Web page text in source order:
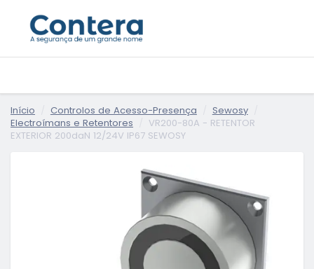
Início Controlos de Acesso-Presença
Sewosy
Electroímans e Retentores
VR200-80A - RETENTOR
EXTERIOR 200daN 12/24V IP67 SEWOSY